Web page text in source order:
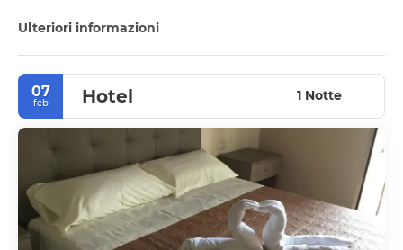
PRINCIPALI ATTRAZIONI TURISTICHE
• Il Castello è oggi un insieme di rovine che occupano la
sommità di una collina alta 320 metri. Fu costruito,
secondo alcuni studiosi, dai Bruttii o dai coloni greci. La
struttura attuale risale probabilmente alla dominazione
normanna, anche se esisteva qualche struttura al tempo
del re ostrogoto Teia.
• Il Bastione dei Cavalieri di Malta è una massiccia torre
di guardia ben conservata costruita nel 1550 dal viceré
spagnolo di Napoli Pedro de Toledo.
• L'abbazia dei 40 Martiri.
• Ecomuseo di Lamezia Terme a Sambiase.
Ulteriori informazioni
07
feb Hotel 1 Notte